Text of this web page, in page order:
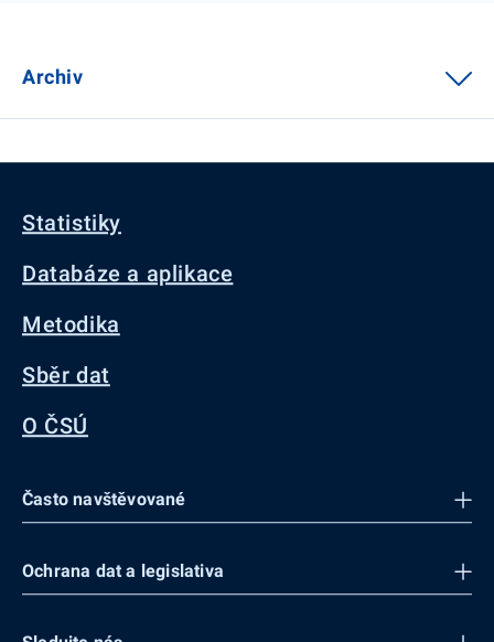
Archiv
Statistiky
Databáze a aplikace
Metodika
Sběr dat
O ČSÚ
Často navštěvované
Ochrana dat a legislativa